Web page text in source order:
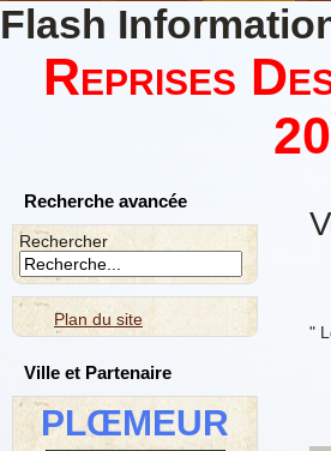
Flash
Reprises
Recherche avancée
Rechercher
Plan du site
Ville et Partenaire
PLŒMEUR
"